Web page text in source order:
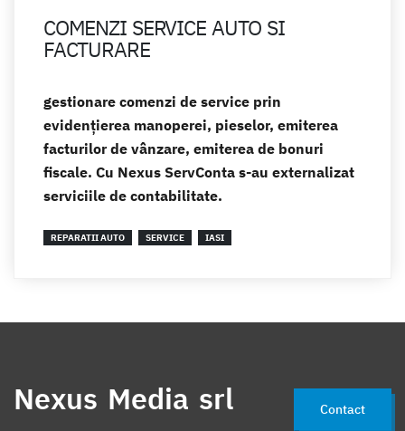
COMENZI SERVICE AUTO SI
FACTURARE
gestionare comenzi de service prin
evidențierea manoperei, pieselor, emiterea
facturilor de vânzare, emiterea de bonuri
fiscale. Cu Nexus ServConta s-au externalizat
serviciile de contabilitate.
REPARATII AUTO SERVICE IASI
Nexus Media srl Contact